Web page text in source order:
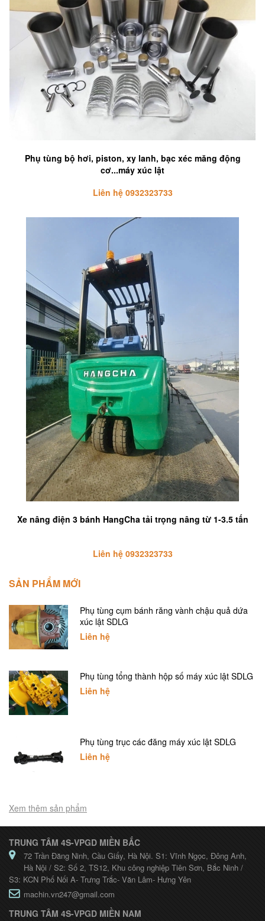
Phụ tùng bộ hơi, piston, xy lanh, bạc xéc măng động
cơ...máy xúc lật
Liên hệ 0932323733
Xe nâng điện 3 bánh HangCha tải trọng nâng từ 1-3.5 tấn
Liên hệ 0932323733
SẢN PHẨM MỚI
Phụ tùng cụm bánh răng vành chậu quả dứa
xúc lật SDLG
Liên hệ
Phụ tùng tổng thành hộp số máy xúc lật SDLG
Liên hệ
Phụ tùng trục các đăng máy xúc lật SDLG
Liên hệ
Xem thêm sản phẩm
TRUNG TÂM 4S-VPGD MIỀN BẮC
72 Trần Đăng Ninh, Cầu Giấy, Hà Nội. S1: Vĩnh Ngọc, Đông Anh,
Hà Nội / S2: Số 2, TS12, Khu công nghiệp Tiên Sơn, Bắc Ninh /
S3: KCN Phố Nối A- Trưng Trắc- Văn Lâm- Hưng Yên
machin.vn247@gmail.com
TRUNG TÂM 4S-VPGD MIỀN NAM